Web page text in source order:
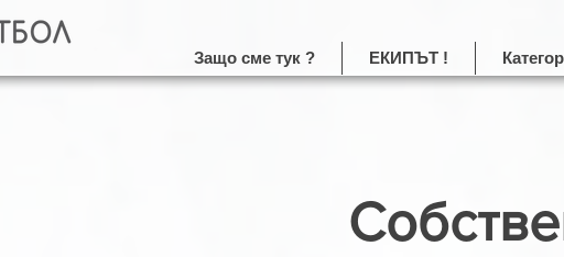
Защо сме тук ? ЕКИПЪТ !